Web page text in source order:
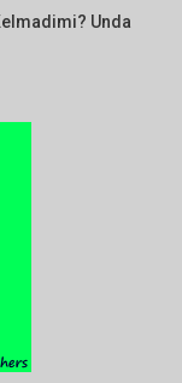
Unda